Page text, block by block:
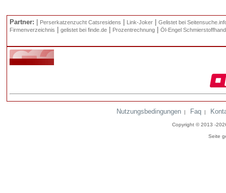
Partner: Perserkatzenzucht Catsresidens Link-Joker
Gelistet bei
Firmenverzeichnis
gelistet bei finde.de Prozentrechnung Öl-Engel
Nutzungsbedingungen | Faq |
Copyright © 2013 -
Seite